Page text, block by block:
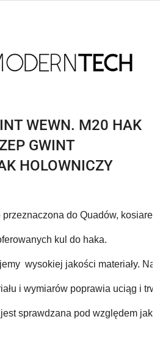
WEWN. M20 HAK
GWINT
HOLOWNICZY
do Quadów,
kul do haka.
wysokiej jakości materiały.
i wymiarów poprawia uciąg i
sprawdzana pod względem